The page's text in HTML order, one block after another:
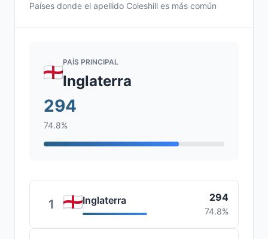
Países donde el apellido Coleshill es más común
PAÍS PRINCIPAL
Inglaterra
294
74.8%
1 Inglaterra 294
74.8%